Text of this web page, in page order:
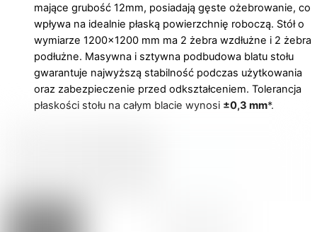
mające grubość 12mm, posiadają gęste ożebrowanie, co
wpływa na idealnie płaską powierzchnię roboczą. Stół o
wymiarze 1200×1200 mm ma 2 żebra wzdłużne i 2 żebra
podłużne. Masywna i sztywna podbudowa blatu stołu
gwarantuje najwyższą stabilność podczas użytkowania
oraz zabezpieczenie przed odkształceniem. Tolerancja
płaskości stołu na całym blacie wynosi ±0,3 mm*.